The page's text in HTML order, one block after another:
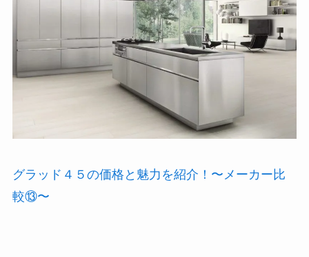
グラッド４５の価格と魅力を紹介！〜メーカー比
較⑬〜